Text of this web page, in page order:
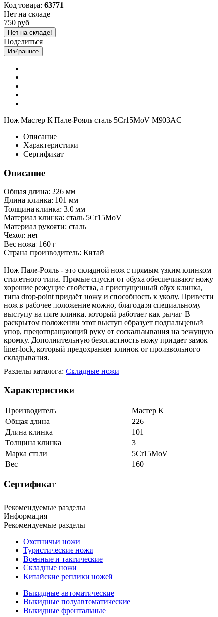
Код товара: 63771
Нет на складе
750 руб
Нет на складе!
Поделиться
Избранное
Нож Мастер К Пале-Рояль сталь 5Cr15MoV M903AC
Описание
Характеристики
Сертификат
Описание
Общая длина: 226 мм
Длина клинка: 101 мм
Толщина клинка: 3,0 мм
Материал клинка: сталь 5Cr15MoV
Материал рукояти: сталь
Чехол: нет
Вес ножа: 160 г
Страна производитель: Китай
Нож Пале-Рояль - это складной нож с прямым узким клинком
стилетного типа. Прямые спуски от обуха обеспечивают ножу
хорошие режущие свойства, а приспущенный обух клинка,
типа drop-point придаёт ножу и способность к уколу. Привести
нож в рабочее положение можно, благодаря специальному
выступу на пяте клинка, который работает как рычаг. В
раскрытом положении этот выступ образует подпальцевый
упор, предотвращающий руку от соскальзывания на режущую
кромку. Дополнительную безопастность ножу придает замок
liner-lock, который предохраняет клинок от произвольного
складывания.
Разделы каталога: Складные ножи
Характеристики
Производитель
Мастер К
Общая длина
226
Длина клинка
101
Толщина клинка
3
Марка стали
5Cr15MoV
Вес
160
Сертификат
Рекомендуемые разделы
Информация
Рекомендуемые разделы
Охотничьи ножи
Туристические ножи
Военные и тактические
Складные ножи
Китайские реплики ножей
Выкидные автоматические
Выкидные полуавтоматические
Выкидные фронтальные